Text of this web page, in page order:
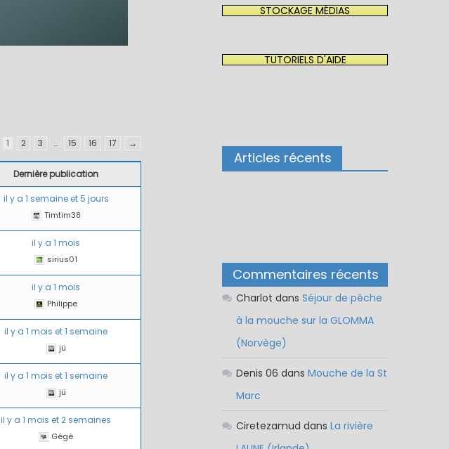
1 2 3 … 15 16 17 →
Dernière publication
il y a 1 semaine et 5 jours
Timtim38
il y a 1 mois
sirius01
il y a 1 mois
Philippe
il y a 1 mois et 1 semaine
jü
il y a 1 mois et 1 semaine
jü
il y a 1 mois et 2 semaines
Gégé
STOCKAGE MÉDIAS
TUTORIELS D'AIDE
Articles récents
Commentaires récents
Charlot dansSéjour de pêche
à la mouche sur la GLOMMA
(Norvège)
Denis 06 dansMouche de la St
Marc
Ciretezamud dansLa rivière